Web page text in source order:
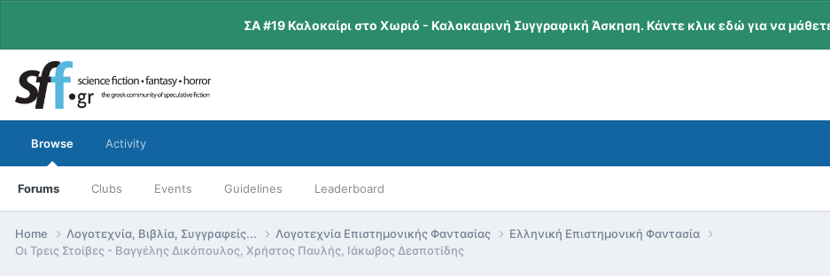
ΣΑ #19 Καλοκαίρι στο Χωριό - Καλοκαιρινή Συγγραφική Άσκηση. Κάντε κλικ εδώ για να
Browse
Forums Clubs Events Guidelines Leaderboard
Activity
Home Λογοτεχνία, Βιβλία, Συγγραφείς... Λογοτεχνία Επιστημονικής Φαντασίας
Ελληνική Επιστημονική Φαντασία
Οι Τρεις Στοίβες - Βαγγέλης Δικόπουλος, Χρήστος Παυλής, Ιάκωβος Δεσποτίδης